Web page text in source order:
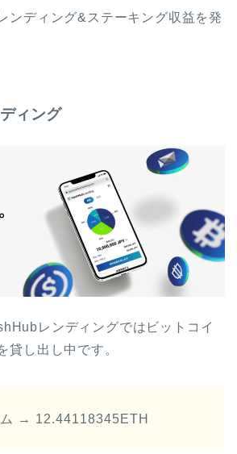
ンディング&ステーキング収益を発
ィング
レンディングではビットコイ
貸し出し中です。
ム → 12.44118345ETH